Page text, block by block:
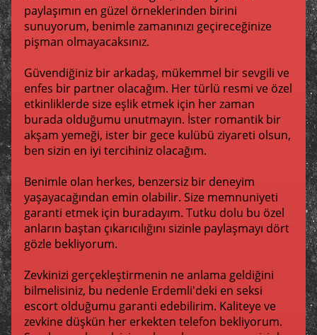
paylaşımın en güzel örneklerinden birini
sunuyorum, benimle zamanınızı geçireceğinize
pişman olmayacaksınız.
Güvendiğiniz bir arkadaş, mükemmel bir sevgili ve
enfes bir partner olacağım. Her türlü resmi ve özel
etkinliklerde size eşlik etmek için her zaman
burada olduğumu unutmayın. İster romantik bir
akşam yemeği, ister bir gece kulübü ziyareti olsun,
ben sizin en iyi tercihiniz olacağım.
Benimle olan herkes, benzersiz bir deneyim
yaşayacağından emin olabilir. Size memnuniyeti
garanti etmek için buradayım. Tutku dolu bu özel
anların baştan çıkarıcılığını sizinle paylaşmayı dört
gözle bekliyorum.
Zevkinizi gerçekleştirmenin ne anlama geldiğini
bilmelisiniz, bu nedenle Erdemli'deki en seksi
escort olduğumu garanti edebilirim. Kaliteye ve
zevkine düşkün her erkekten telefon bekliyorum.